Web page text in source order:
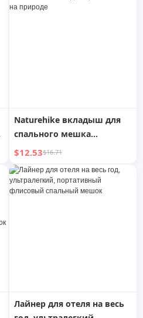
для студентов,
Naturehike вкладыш для
спального мешка
хлопковый для
путешествий на природе
$12.53$16.71
Лайнер для отеля на весь